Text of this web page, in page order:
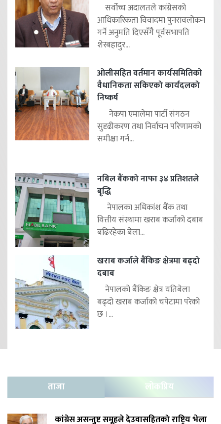
सर्वोच्च अदालतले कांग्रेसको
आधिकारिकता विवादमा पुनरावलोकन
गर्ने अनुमति दिएसँगै पूर्वसभापति
शेरबहादुर...
ओलीसहित वर्तमान कार्यसमितिको
वैधानिकता सकिएको कार्यदलको
निष्कर्ष
नेकपा एमालेमा पार्टी संगठन
सुदृढीकरण तथा निर्वाचन परिणामको
समीक्षा गर्न...
नबिल बैंकको नाफा ३४ प्रतिशतले
बृद्धि
नेपालका अधिकांश बैंक तथा
वित्तीय संस्थामा खराब कर्जाको दबाब
बढिरहेका बेला...
खराब कर्जाले बैंकिङ क्षेत्रमा बढ्दो
दबाब
नेपालको बैंकिङ क्षेत्र यतिबेला
बढ्दो खराब कर्जाको चपेटामा परेको
छ ।...
ताजा लोकप्रिय
कांग्रेस असन्तुष्ट समूहले देउवासहितको राष्ट्रिय भेला